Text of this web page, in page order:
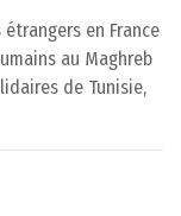
en France
au Maghreb
de Tunisie,